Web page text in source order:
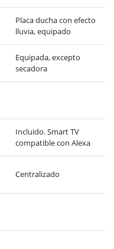
Placa ducha con efecto
lluvia, equipado
Equipada, excepto
secadora
Incluido. Smart TV
compatible con Alexa
Centralizado